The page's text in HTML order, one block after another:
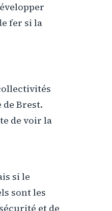
fer si la
Brest.
de voir la
si le
sont les
et de